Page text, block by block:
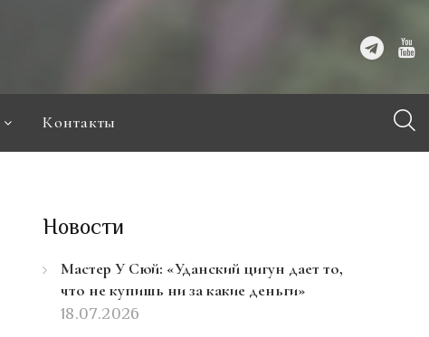
Контакты
Новости
Мастер У Сюй: «Уданский цигун дает то,
что не купишь ни за какие деньги»
18.07.2026